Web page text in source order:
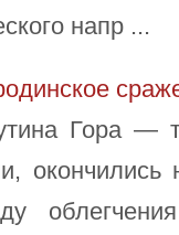
напр ...
Гора —